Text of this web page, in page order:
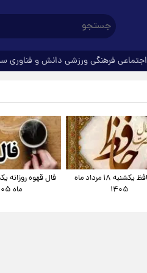
اجتماعی فرهنگیورزشی دانش و فناوری
فال حافظ یکشنبه ۱۸ مرداد ماه
۱۴۰۵
ماه ۱۴۰۵